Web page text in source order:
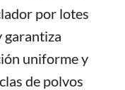
por lotes
garantiza
uniforme y
de polvos